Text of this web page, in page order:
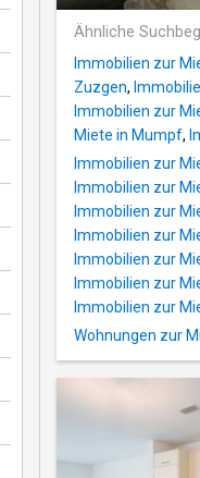
Ähnliche
Immobilien zur
Zuzgen,
Immobilien zur
Miete in Mumpf,
Immobilien zur
Immobilien zur
Immobilien zur
Immobilien zur
Immobilien zur
Immobilien zur
Immobilien zur
Wohnungen zur